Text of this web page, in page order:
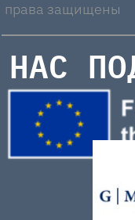
права защищены
НАС